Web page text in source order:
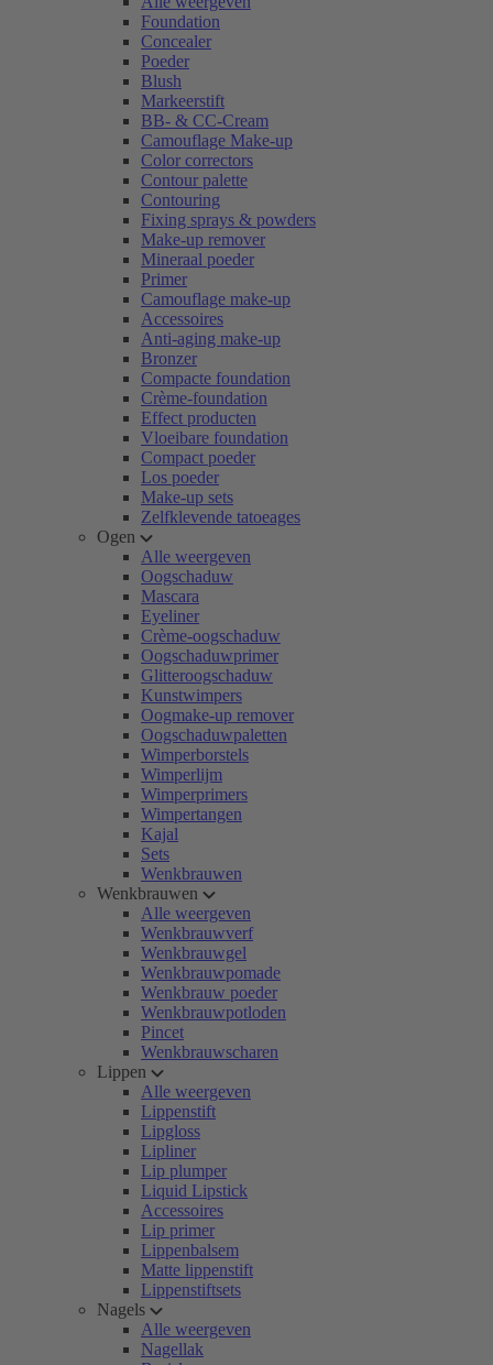
Foundation
Concealer
Poeder
Blush
Markeerstift
BB- & CC-Cream
Camouflage Make-up
Color correctors
Contour palette
Contouring
Fixing sprays & powders
Make-up remover
Mineraal poeder
Primer
Camouflage make-up
Accessoires
Anti-aging make-up
Bronzer
Compacte foundation
Crème-foundation
Effect producten
Vloeibare foundation
Compact poeder
Los poeder
Make-up sets
Zelfklevende tatoeages
Ogen
Alle weergeven
Oogschaduw
Mascara
Eyeliner
Crème-oogschaduw
Oogschaduwprimer
Glitteroogschaduw
Kunstwimpers
Oogmake-up remover
Oogschaduwpaletten
Wimperborstels
Wimperlijm
Wimperprimers
Wimpertangen
Kajal
Sets
Wenkbrauwen
Wenkbrauwen
Alle weergeven
Wenkbrauwverf
Wenkbrauwgel
Wenkbrauwpomade
Wenkbrauw poeder
Wenkbrauwpotloden
Pincet
Wenkbrauwscharen
Lippen
Alle weergeven
Lippenstift
Lipgloss
Lipliner
Lip plumper
Liquid Lipstick
Accessoires
Lip primer
Lippenbalsem
Matte lippenstift
Lippenstiftsets
Nagels
Alle weergeven
Nagellak